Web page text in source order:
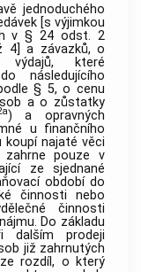
jednoduchého
[s výjimkou
v § 24 odst. 2
4] a závazků, o
které
následujícího
§ 5, o cenu
a o zůstatky
) a opravných
u finančního
koupí najaté věci
pouze v
ze sjednané
období do
činnosti nebo
činnosti
Do základu
dalším prodeji
již zahrnutých
rozdíl, o který